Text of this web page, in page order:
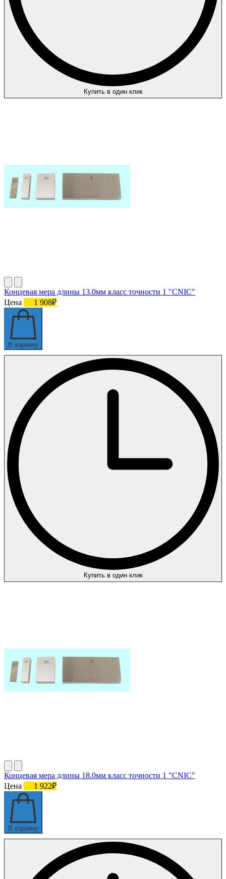
Купить в один клик
Концевая мера длины 13.0мм класс точности 1 "CNIC"
Цена
1 908₽
В корзину
Купить в один клик
Концевая мера длины 18.0мм класс точности 1 "CNIC"
Цена
1 922₽
В корзину